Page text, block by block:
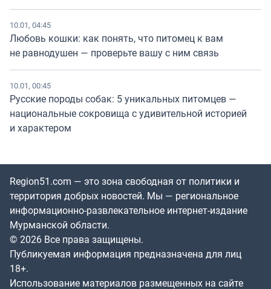
10.01, 04:45
Любовь кошки: как понять, что питомец к вам
не равнодушен — проверьте вашу с ним связь
10.01, 00:45
Русские породы собак: 5 уникальных питомцев —
национальные сокровища с удивительной историей
и характером
Region51.com — это зона свободная от политики и
территория добрых новостей. Мы — региональное
информационно-развлекательное интернет-издание
Мурманской области.
© 2026 Все права защищены.
Публикуемая информация предназначена для лиц
18+.
Использование материалов размещенных на сайте